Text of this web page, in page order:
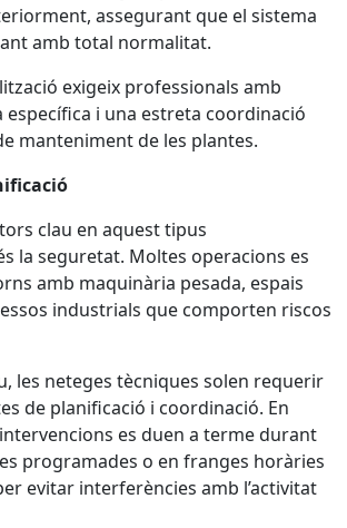
assegurant que el sistema
amb total normalitat.
exigeix professionals amb
i una estreta coordinació
manteniment de les plantes.
clau en aquest tipus
la seguretat. Moltes operacions es
amb maquinària pesada, espais
industrials que comporten riscos
les neteges tècniques solen requerir
de planificació i coordinació. En
es duen a terme durant
programades o en franges horàries
evitar interferències amb l’activitat